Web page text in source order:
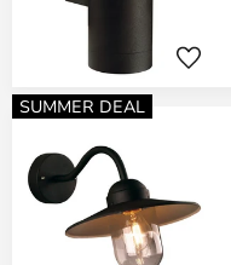
SUMMER DEAL